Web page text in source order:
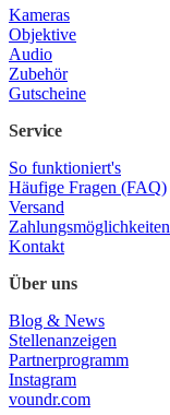
Kameras
Objektive
Audio
Zubehör
Gutscheine
Service
So funktioniert's
Häufige Fragen (FAQ)
Versand
Zahlungsmöglichkeiten
Kontakt
Über uns
Blog & News
Stellenanzeigen
Partnerprogramm
Instagram
voundr.com